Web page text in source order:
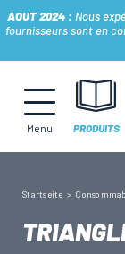
AOUT 2024 : Nous
fournisseurs sont en
Menu PRODUITS
Startseite